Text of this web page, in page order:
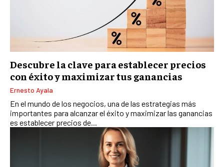
RECURSOS HUMANOS Y GESTIÓN DEL
COMPENSACIÓN Y BENEFICIOS
RECLUTAMIENTO Y SELECCIÓN
DESARROLLO DE PERSONAL
GESTIÓN DEL DESEMPEÑO
CULTURA Y CLIMA ORGANIZACIONAL
ÉTICA EMPRESARIAL Y RESPONSABILIDAD
Descubre la clave para establecer precios
con éxito y maximizar tus ganancias
Ernesto Ayala
En el mundo de los negocios, una de las estrategias más
importantes para alcanzar el éxito y maximizar las ganancias
es establecer precios de...